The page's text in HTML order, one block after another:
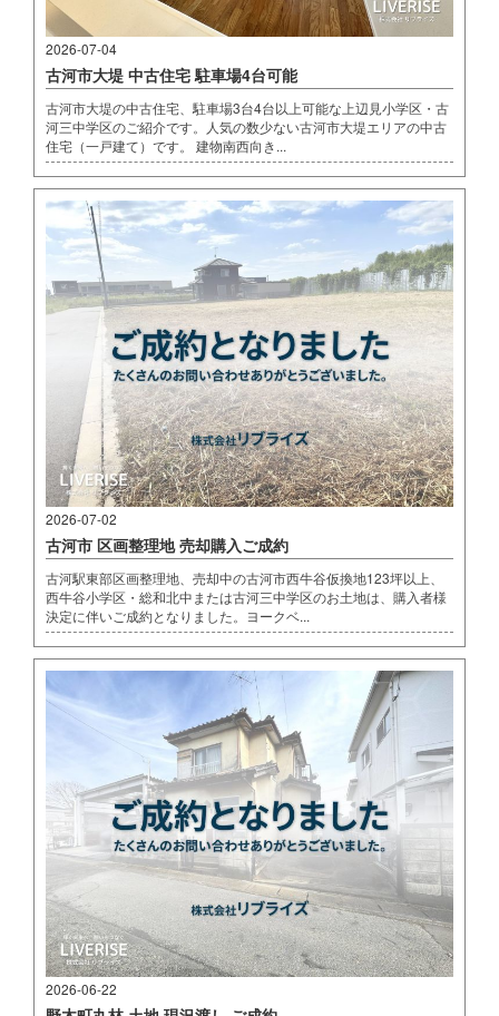
2026-07-04
古河市大堤 中古住宅 駐車場4台可能
古河市大堤の中古住宅、駐車場3台4台以上可能な上辺見小学区・古
河三中学区のご紹介です。人気の数少ない古河市大堤エリアの中古
住宅（一戸建て）です。 建物南西向き...
2026-07-02
古河市 区画整理地 売却購入ご成約
古河駅東部区画整理地、売却中の古河市西牛谷仮換地123坪以上、
西牛谷小学区・総和北中または古河三中学区のお土地は、購入者様
決定に伴いご成約となりました。ヨークベ...
2026-06-22